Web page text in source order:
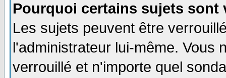
Pourquoi certains sujets sont
Les sujets peuvent être
l'administrateur lui-même. Vous
verrouillé et n'importe quel